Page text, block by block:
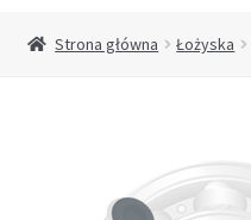
Strona główna Łożyska